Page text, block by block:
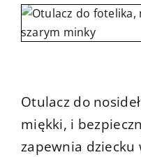
Otulacz do
miękki, i
zapewnia dziecku